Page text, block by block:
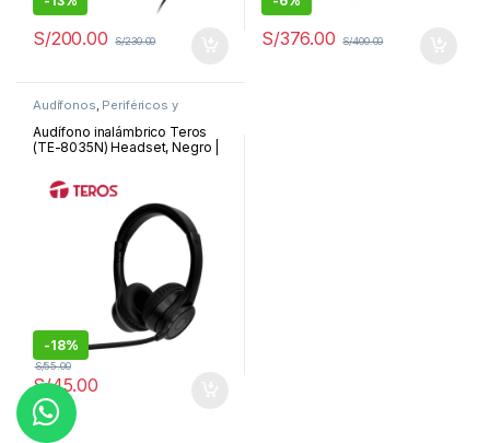
S/200.00 S/230.00 S/376.00 S/400.00
Audífonos Periféricos y
Accesorios
Audífono inalámbrico Teros
(TE-8035N) Headset, Negro |
-18%
S/45.00
S/55.00